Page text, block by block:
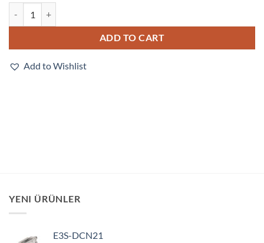
ADD TO CART
Add to Wishlist
YENI ÜRÜNLER
E3S-DCN21